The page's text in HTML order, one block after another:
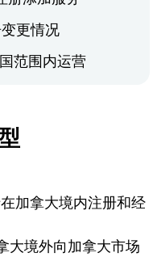
更情况
范围内运营
加拿大境内注册和经
大境外向加拿大市场